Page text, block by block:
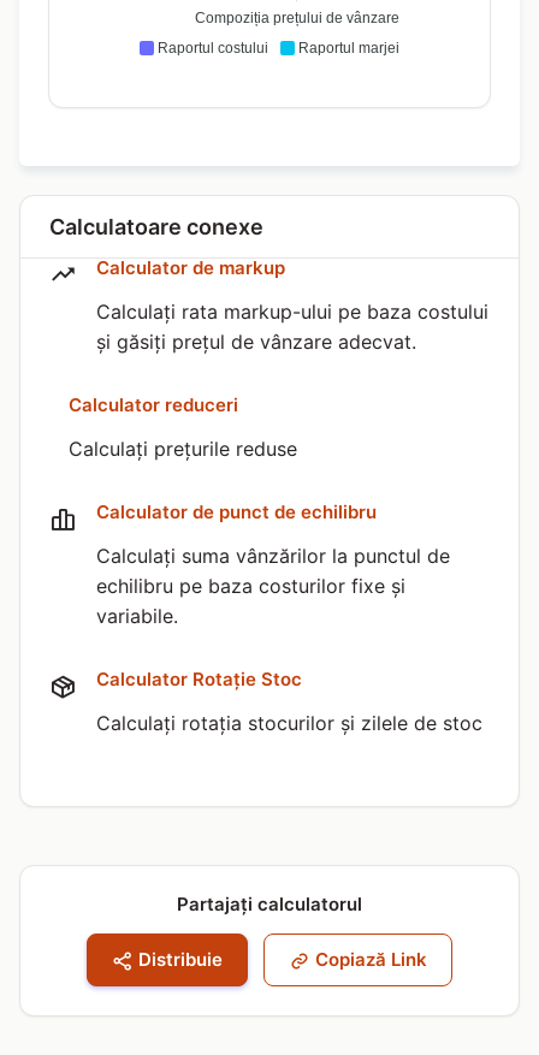
Raportul costului Raportul marjei
Compoziția prețului de vânzare
Calculatoare conexe
Calculator de markup
Calculați rata markup-ului pe baza costului
și găsiți prețul de vânzare adecvat.
Calculator reduceri
Calculați prețurile reduse
Calculator de punct de echilibru
Calculați suma vânzărilor la punctul de
echilibru pe baza costurilor fixe și
variabile.
Calculator Rotație Stoc
Calculați rotația stocurilor și zilele de stoc
Partajați calculatorul
Distribuie Copiază Link